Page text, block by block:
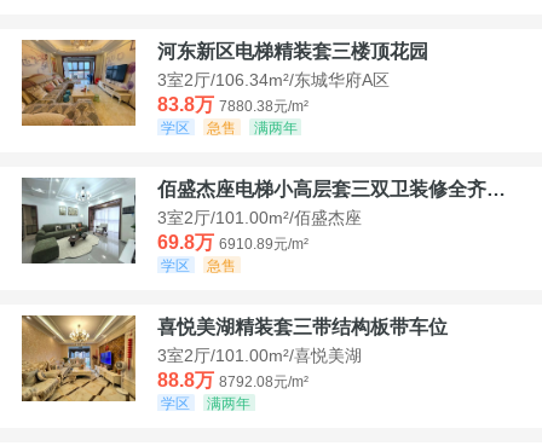
河东新区电梯精装套三楼顶花园
3室2厅/106.34m²/东城华府A区
83.8万 7880.38元/m²
学区
急售 满两年
佰盛杰座电梯小高层套三双卫装修全齐诚意出售
3室2厅/101.00m²/佰盛杰座
69.8万 6910.89元/m²
学区
急售
喜悦美湖精装套三带结构板带车位
3室2厅/101.00m²/喜悦美湖
88.8万 8792.08元/m²
学区
满两年